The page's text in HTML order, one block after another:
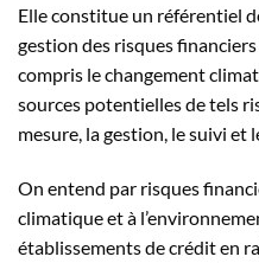
Elle constitue un référentiel
gestion des risques
compris le changement
sources potentielles de tels
mesure, la gestion, le suivi et
On entend par risques
climatique et à
établissements de crédit en